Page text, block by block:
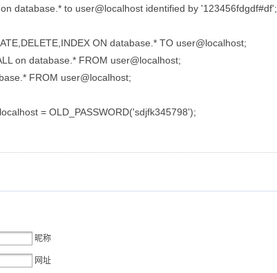
database.* to user@localhost identified by '123456fdgdf#df';
ON database.* TO user@localhost;
on database.* FROM user@localhost;
FROM user@localhost;
= OLD_PASSWORD('sdjfk345798');
昵称
网址